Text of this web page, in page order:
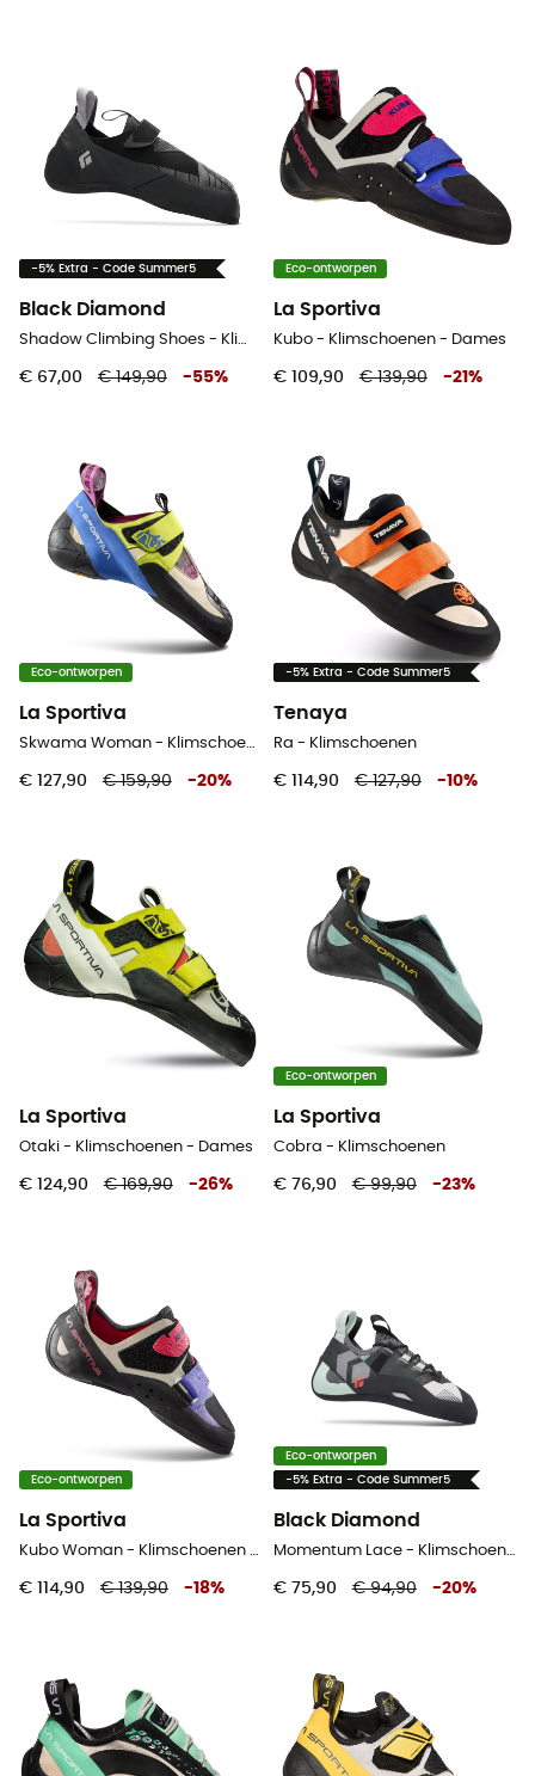
-5% Extra - Code Summer5
Black Diamond
€ 67,00 € 149,90 -55%
Eco-ontworpen
La Sportiva
Kubo - Klimschoenen - Dames
€ 109,90 € 139,90 -21 %
Eco-ontworpen
La Sportiva
€ 127,90 € 159,90 -20%
-5% Extra - Code Summer5
Tenaya
Ra - Klimschoenen
€ 114,90 € 127,90 -10%
La Sportiva
Otaki - Klimschoenen - Dames
€ 124,90 € 169,90 -26%
Eco-ontworpen
La Sportiva
Cobra - Klimschoenen
€ 76,90 € 99,90 -23%
Eco-ontworpen
La Sportiva
€ 114,90 € 139,90 -18%
Eco-ontworpen
-5% Extra - Code Summer5
Black Diamond
€ 75,90 € 94,90 -20%